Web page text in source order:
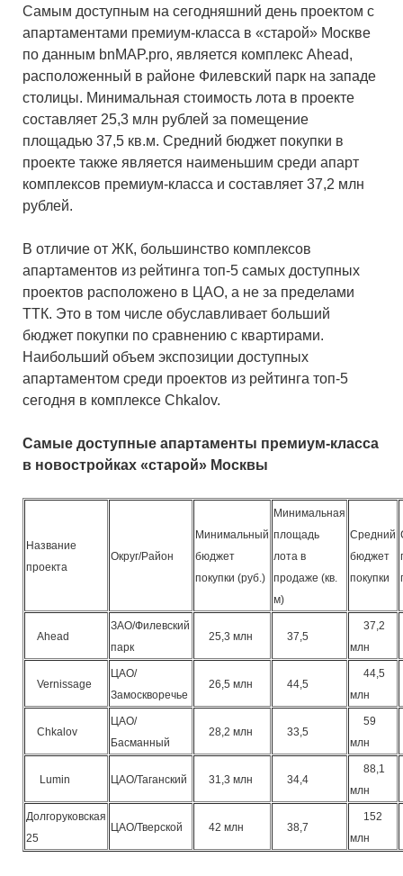
Самым доступным на сегодняшний день проектом с
апартаментами премиум-класса в «старой» Москве
по данным bnMAP.pro, является комплекс Ahead,
расположенный в районе Филевский парк на западе
столицы. Минимальная стоимость лота в проекте
составляет 25,3 млн рублей за помещение
площадью 37,5 кв.м. Средний бюджет покупки в
проекте также является наименьшим среди апарт
комплексов премиум-класса и составляет 37,2 млн
рублей.
В отличие от ЖК, большинство комплексов
апартаментов из рейтинга топ-5 самых доступных
проектов расположено в ЦАО, а не за пределами
ТТК. Это в том числе обуславливает больший
бюджет покупки по сравнению с квартирами.
Наибольший объем экспозиции доступных
апартаментом среди проектов из рейтинга топ-5
сегодня в комплексе Chkalov.
Самые доступные апартаменты премиум-класса
в новостройках «старой» Москвы
Название
проекта
Округ/Район
Минимальный
бюджет
покупки (руб.)
Минимальная
площадь
лота в
продаже (кв.
м)
Средний
бюджет
покупки
Ahead
ЗАО/Филевский
парк
25,3 млн 37,5
37,2
млн
Vernissage
ЦАО/
Замоскворечье
26,5 млн 44,5
44,5
млн
Chkalov
ЦАО/
Басманный
28,2 млн 33,5
59
млн
Lumin ЦАО/Таганский 31,3 млн 34,4
88,1
млн
Долгоруковская
25
ЦАО/Тверской 42 млн 38,7
152
млн